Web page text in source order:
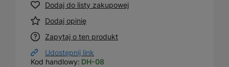
Dodaj do listy zakupowej
Dodaj opinię
Zapytaj o ten produkt
Udostępnij link
Kod handlowy: DH-08